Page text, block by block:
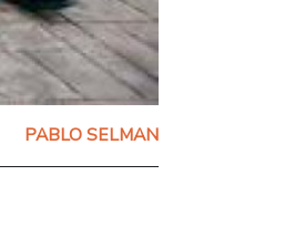
PABLO SELMAN